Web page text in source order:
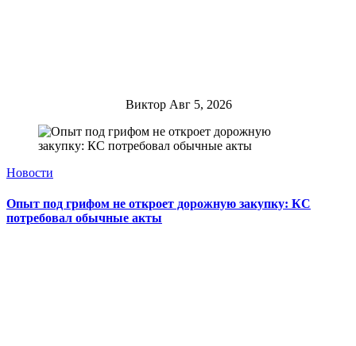
Виктор Авг 5, 2026
Новости
Опыт под грифом не откроет дорожную закупку: КС
потребовал обычные акты